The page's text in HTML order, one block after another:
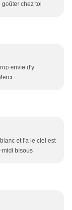
chez toi
envie d'y
et l'a le ciel est
midi bisous